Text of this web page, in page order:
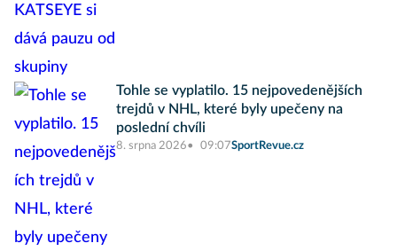
Tohle se vyplatilo. 15 nejpovedenějších
trejdů v NHL, které byly upečeny na
poslední chvíli
8. srpna 2026 09:07SportRevue.cz